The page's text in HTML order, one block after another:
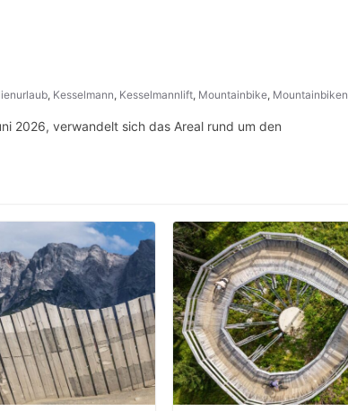
, Kesselmann, Kesselmannlift, Mountainbike, Mountainbiken
2026, verwandelt sich das Areal rund um den